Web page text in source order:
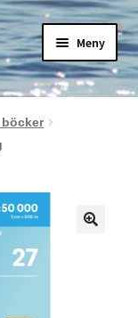
Meny
böcker